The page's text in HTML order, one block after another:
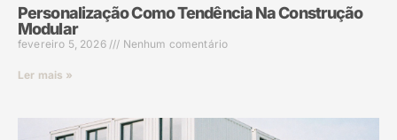
Personalização Como Tendência Na Construção
Modular
fevereiro 5, 2026 Nenhum comentário
Ler mais »